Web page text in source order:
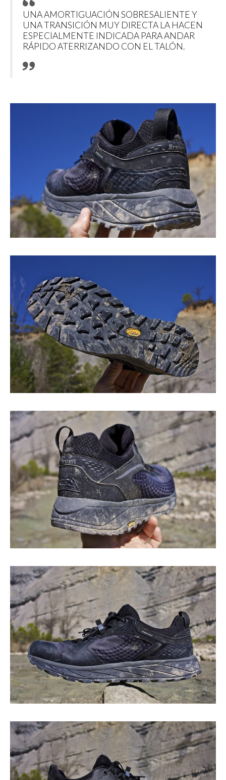
UNA AMORTIGUACIÓN SOBRESALIENTE Y
UNA TRANSICIÓN MUY DIRECTA LA HACEN
ESPECIALMENTE INDICADA PARA ANDAR
RÁPIDO ATERRIZANDO CON EL TALÓN.